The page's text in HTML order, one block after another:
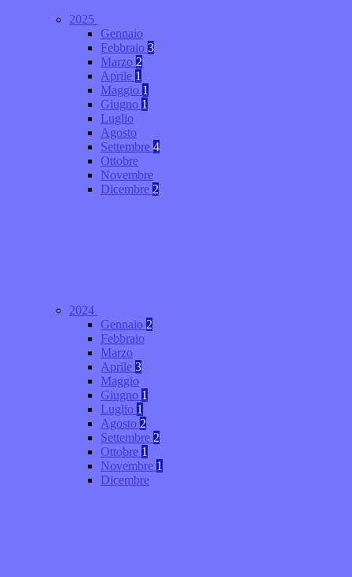
2025
Gennaio
Febbraio 3
Marzo 2
Aprile 1
Maggio 1
Giugno 1
Luglio
Agosto
Settembre 4
Ottobre
Novembre
Dicembre 2
2024
Gennaio 2
Febbraio
Marzo
Aprile 3
Maggio
Giugno 1
Luglio 1
Agosto 2
Settembre 2
Ottobre 1
Novembre 1
Dicembre